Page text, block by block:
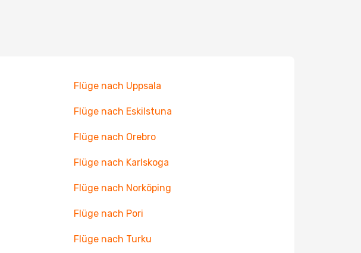
Flüge nach Uppsala
Flüge nach Eskilstuna
Flüge nach Orebro
Flüge nach Karlskoga
Flüge nach Norköping
Flüge nach Pori
Flüge nach Turku